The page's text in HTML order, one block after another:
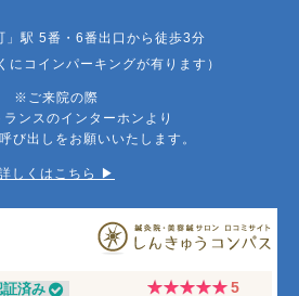
」駅 5番・6番出口から徒歩3分
にコインパーキングが有ります）
※ご来院の際
ンスのインターホンより
び出しをお願いいたします。
しくはこちら ▶︎